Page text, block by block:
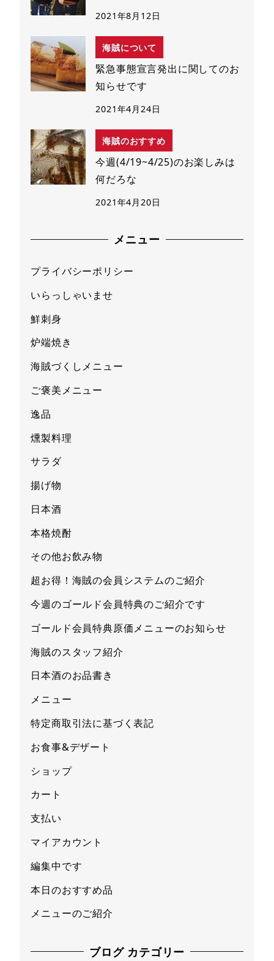
2021年8月12日
海賊について
緊急事態宣言発出に関してのお
知らせです
2021年4月24日
海賊のおすすめ
今週(4/19~4/25)のお楽しみは
何だろな
2021年4月20日
メニュー
プライバシーポリシー
いらっしゃいませ
鮮刺身
炉端焼き
海賊づくしメニュー
ご褒美メニュー
逸品
燻製料理
サラダ
揚げ物
日本酒
本格焼酎
その他お飲み物
超お得！海賊の会員システムのご紹介
今週のゴールド会員特典のご紹介です
ゴールド会員特典原価メニューのお知らせ
海賊のスタッフ紹介
日本酒のお品書き
メニュー
特定商取引法に基づく表記
お食事&デザート
ショップ
カート
支払い
マイアカウント
編集中です
本日のおすすめ品
メニューのご紹介
ブログ カテゴリー